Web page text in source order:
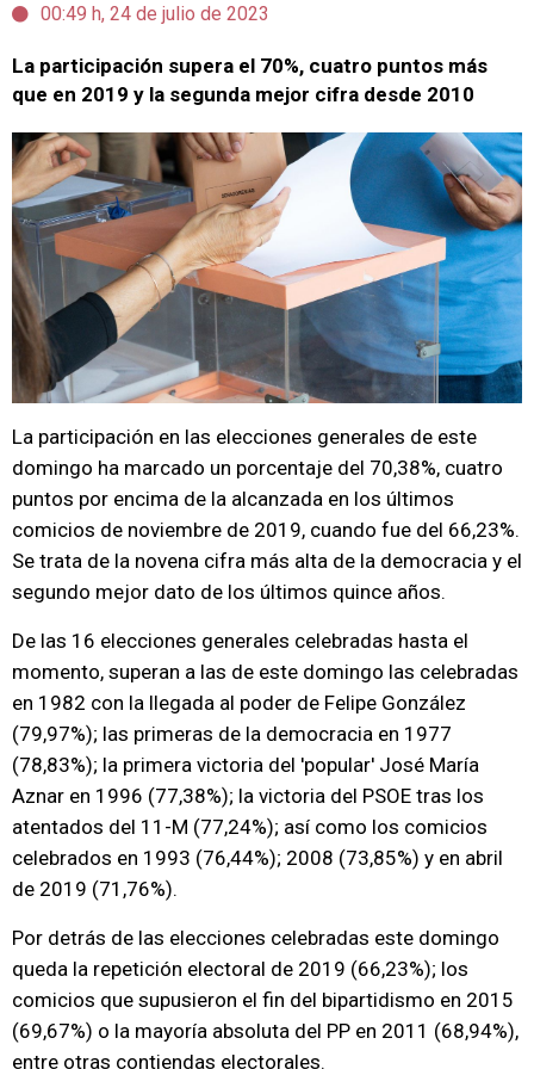
00:49 h, 24 de julio de 2023
La participación supera el 70%, cuatro puntos más
que en 2019 y la segunda mejor cifra desde 2010
La participación en las elecciones generales de este
domingo ha marcado un porcentaje del 70,38%, cuatro
puntos por encima de la alcanzada en los últimos
comicios de noviembre de 2019, cuando fue del 66,23%.
Se trata de la novena cifra más alta de la democracia y el
segundo mejor dato de los últimos quince años.
De las 16 elecciones generales celebradas hasta el
momento, superan a las de este domingo las celebradas
en 1982 con la llegada al poder de Felipe González
(79,97%); las primeras de la democracia en 1977
(78,83%); la primera victoria del 'popular' José María
Aznar en 1996 (77,38%); la victoria del PSOE tras los
atentados del 11-M (77,24%); así como los comicios
celebrados en 1993 (76,44%); 2008 (73,85%) y en abril
de 2019 (71,76%).
Por detrás de las elecciones celebradas este domingo
queda la repetición electoral de 2019 (66,23%); los
comicios que supusieron el fin del bipartidismo en 2015
(69,67%) o la mayoría absoluta del PP en 2011 (68,94%),
entre otras contiendas electorales.